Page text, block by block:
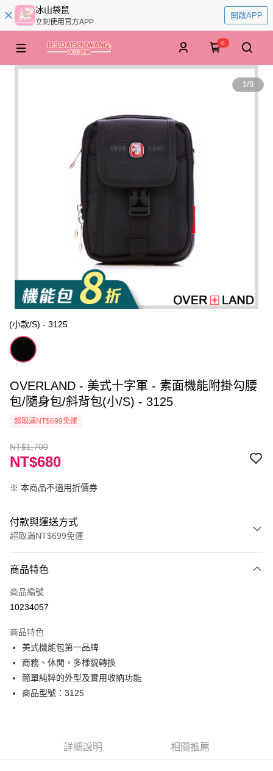
冰山袋鼠
立刻使用官方APP
開啟APP
0
1/9
(小款/S) - 3125
OVERLAND - 美式十字軍 - 素面機能附掛勾腰
包/隨身包/斜背包(小/S) - 3125
超取滿NT$699免運
NT$1,700
NT$680
※ 本商品不適用折價券
付款與運送方式
超取滿NT$699免運
信用卡一次付款
超商取貨付款
Apple Pay
街口支付
悠遊付
商品特色
商品編號
10234057
商品特色
美式機能包第一品牌
商務、休閒，多樣貌轉換
簡單純粹的外型及實用收納功能
商品型號：3125
詳細說明 相關推薦